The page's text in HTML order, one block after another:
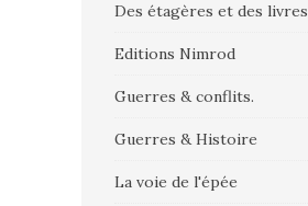
Des étagères et des livres
Editions Nimrod
Guerres & conflits.
Guerres & Histoire
La voie de l'épée